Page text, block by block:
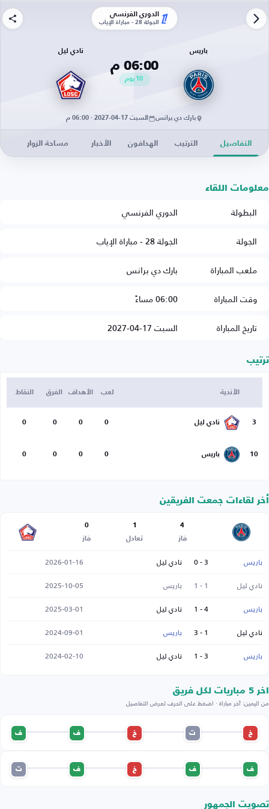
الدوري الفرنسي
الجولة 28 - مباراة الإياب
باريس
06:00 م
10 يوم
نادي ليل
بارك دي برانس السبت 17-04-2027 · 06:00 م
التفاصيل الترتيب الهدافون الأخبار مساحة الزوار
معلومات اللقاء
البطولة
الدوري الفرنسي
الجولة
الجولة 28 - مباراة الإياب
ملعب المباراة
بارك دي برانس
وقت المباراة
06:00 مساءً
تاريخ المباراة
السبت 17-04-2027
ترتيب
الأندية لعب الأهداف الفرق النقاط
3 نادي ليل 0
0
0
0
10 باريس 0
0
0
0
أخر لقاءات جمعت الفريقين
4
فاز
1
تعادل
0
فاز
باريس 3 - 0 نادي ليل
2026-01-16
نادي ليل
1 - 1 باريس
2025-10-05
باريس
4 - 1 نادي ليل
2025-03-01
نادي ليل
1 - 3 باريس
2024-09-01
باريس
3 - 1 نادي ليل 2024-02-10
اخر 5 مباريات لكل فريق
من اليمين: آخر مباراة · اضغط على الحرف لعرض التفاصيل
خ ت خ ف ف
ف ف خ ف ت
تصويت الجمهور